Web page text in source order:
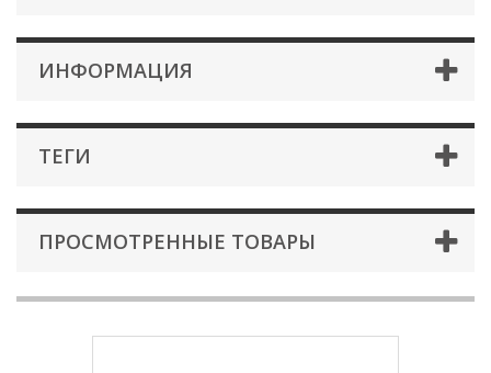
ИНФОРМАЦИЯ
ТЕГИ
ПРОСМОТРЕННЫЕ ТОВАРЫ